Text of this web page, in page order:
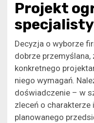
Projekt
specjalisty
Decyzja o wyborze
dobrze
konkretnego
niego wymagań.
doświadczenie – w
zleceń o
planowanego